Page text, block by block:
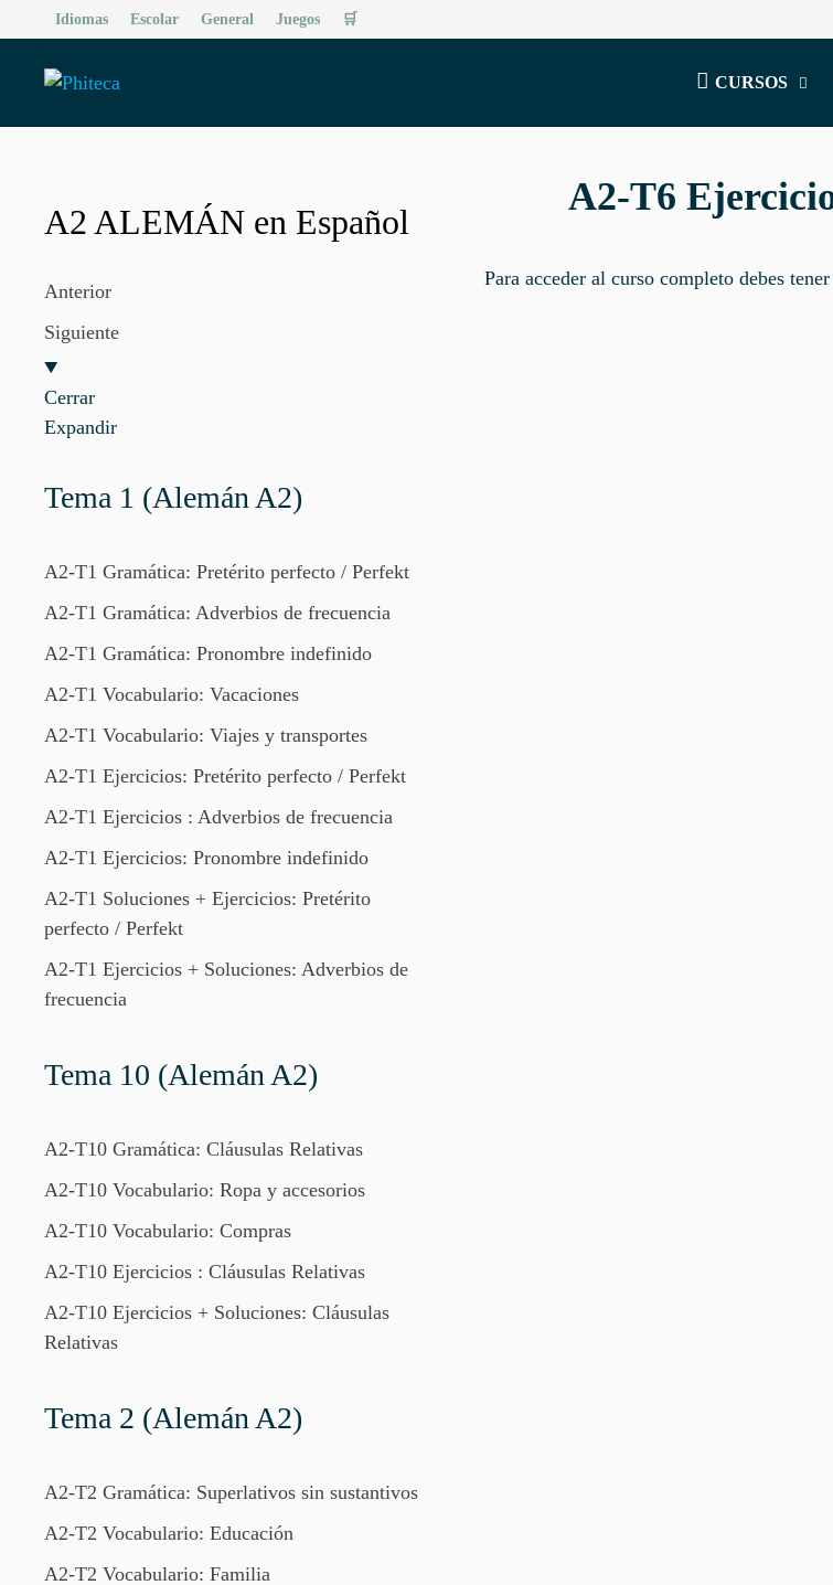
al
contenido
Idiomas Escolar General Juegos 🛒
CURSOS
A2-T6
Para acceder al curso completo debes
A2 ALEMÁN en Español
Anterior
Siguiente
Cerrar
Expandir
Tema 1 (Alemán A2)
A2-T1 Gramática: Pretérito perfecto / Perfekt
A2-T1 Gramática: Adverbios de frecuencia
A2-T1 Gramática: Pronombre indefinido
A2-T1 Vocabulario: Vacaciones
A2-T1 Vocabulario: Viajes y transportes
A2-T1 Ejercicios: Pretérito perfecto / Perfekt
A2-T1 Ejercicios : Adverbios de frecuencia
A2-T1 Ejercicios: Pronombre indefinido
A2-T1 Soluciones + Ejercicios: Pretérito
perfecto / Perfekt
A2-T1 Ejercicios + Soluciones: Adverbios de
frecuencia
Tema 10 (Alemán A2)
A2-T10 Gramática: Cláusulas Relativas
A2-T10 Vocabulario: Ropa y accesorios
A2-T10 Vocabulario: Compras
A2-T10 Ejercicios : Cláusulas Relativas
A2-T10 Ejercicios + Soluciones: Cláusulas
Relativas
Tema 2 (Alemán A2)
A2-T2 Gramática: Superlativos sin sustantivos
A2-T2 Vocabulario: Educación
A2-T2 Vocabulario: Familia